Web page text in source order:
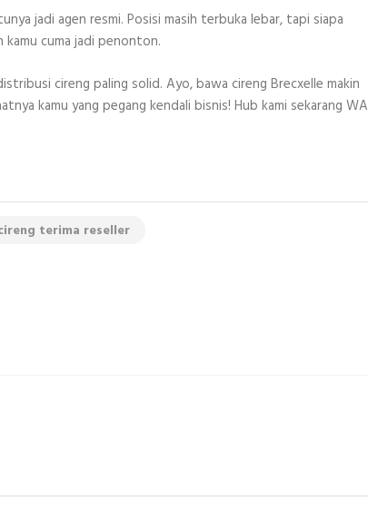
jadi agen resmi. Posisi masih terbuka lebar, tapi siapa
cuma jadi penonton.
cireng paling solid. Ayo, bawa cireng Brecxelle makin
kamu yang pegang kendali bisnis! Hub kami sekarang WA
terima reseller